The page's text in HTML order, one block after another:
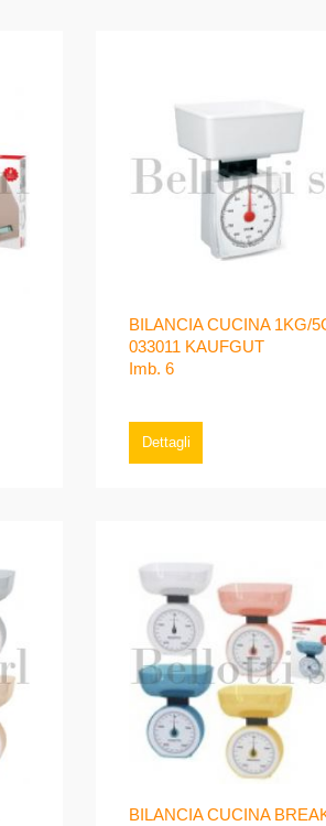
BILANCIA CUCINA 1KG/
033011 KAUFGUT
Imb. 6
Dettagli
BILANCIA CUCINA